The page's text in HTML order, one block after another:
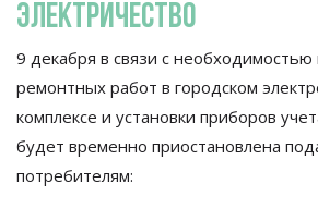
электричество
9 декабря в связи с необходимостью
ремонтных работ в городском
комплексе и установки приборов
будет временно приостановлена
потребителям: